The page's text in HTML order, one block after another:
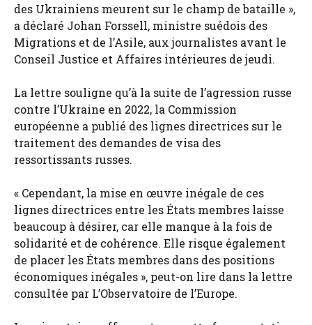
des Ukrainiens meurent sur le champ de bataille »,
a déclaré Johan Forssell, ministre suédois des
Migrations et de l’Asile, aux journalistes avant le
Conseil Justice et Affaires intérieures de jeudi.
La lettre souligne qu’à la suite de l’agression russe
contre l’Ukraine en 2022, la Commission
européenne a publié des lignes directrices sur le
traitement des demandes de visa des
ressortissants russes.
« Cependant, la mise en œuvre inégale de ces
lignes directrices entre les États membres laisse
beaucoup à désirer, car elle manque à la fois de
solidarité et de cohérence. Elle risque également
de placer les États membres dans des positions
économiques inégales », peut-on lire dans la lettre
consultée par L’Observatoire de l’Europe.